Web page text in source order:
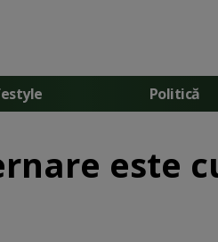
Politică
este